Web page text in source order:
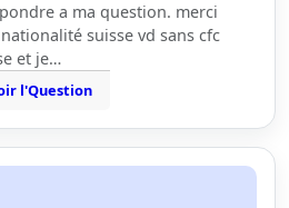
a ma question. merci
suisse vd sans cfc
et je…
l'Question